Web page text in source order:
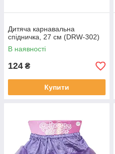
Дитяча карнавальна
спідничка, 27 см (DRW-302)
В наявності
124 ₴
Купити